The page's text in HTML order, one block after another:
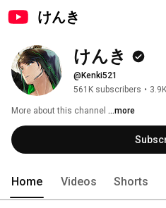
けんき
けんき
@Kenki521
561K subscribers •
More about this channel ...more
Home Videos Shorts